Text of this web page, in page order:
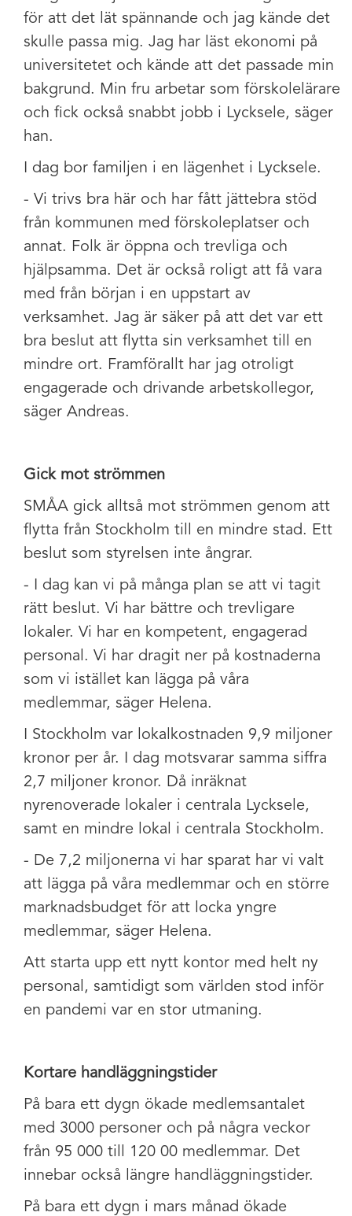
för att det lät spännande och jag kände det
skulle passa mig. Jag har läst ekonomi på
universitetet och kände att det passade min
bakgrund. Min fru arbetar som förskolelärare
och fick också snabbt jobb i Lycksele, säger
han.
I dag bor familjen i en lägenhet i Lycksele.
- Vi trivs bra här och har fått jättebra stöd
från kommunen med förskoleplatser och
annat. Folk är öppna och trevliga och
hjälpsamma. Det är också roligt att få vara
med från början i en uppstart av
verksamhet. Jag är säker på att det var ett
bra beslut att flytta sin verksamhet till en
mindre ort. Framförallt har jag otroligt
engagerade och drivande arbetskollegor,
säger Andreas.
Gick mot strömmen
SMÅA gick alltså mot strömmen genom att
flytta från Stockholm till en mindre stad. Ett
beslut som styrelsen inte ångrar.
- I dag kan vi på många plan se att vi tagit
rätt beslut. Vi har bättre och trevligare
lokaler. Vi har en kompetent, engagerad
personal. Vi har dragit ner på kostnaderna
som vi istället kan lägga på våra
medlemmar, säger Helena.
I Stockholm var lokalkostnaden 9,9 miljoner
kronor per år. I dag motsvarar samma siffra
2,7 miljoner kronor. Då inräknat
nyrenoverade lokaler i centrala Lycksele,
samt en mindre lokal i centrala Stockholm.
- De 7,2 miljonerna vi har sparat har vi valt
att lägga på våra medlemmar och en större
marknadsbudget för att locka yngre
medlemmar, säger Helena.
Att starta upp ett nytt kontor med helt ny
personal, samtidigt som världen stod inför
en pandemi var en stor utmaning.
Kortare handläggningstider
På bara ett dygn ökade medlemsantalet
med 3000 personer och på några veckor
från 95 000 till 120 00 medlemmar. Det
innebar också längre handläggningstider.
På bara ett dygn i mars månad ökade